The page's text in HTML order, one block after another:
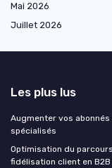
Mai 2026
Juillet 2026
Les plus lus
Augmenter vos
spécialisés
Optimisation du
fidélisation client en B2B